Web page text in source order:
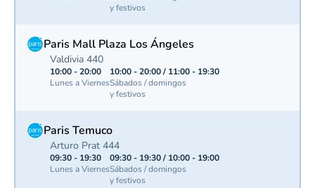
y festivos
Paris Mall Plaza Los Ángeles
Valdivia 440
10:00 - 20:00
Lunes a Viernes
10:00 - 20:00 / 11:00 - 19:30
Sábados / domingos
y festivos
Paris Temuco
Arturo Prat 444
09:30 - 19:30
Lunes a Viernes
09:30 - 19:30 / 10:00 - 19:00
Sábados / domingos
y festivos